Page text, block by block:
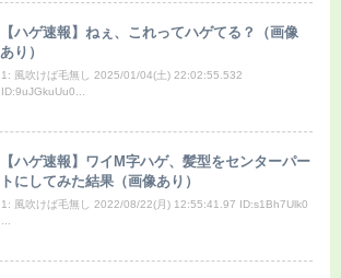
【ハゲ速報】ねぇ、これってハゲてる？（画像
あり）
1: 風吹けば毛無し 2025/01/04(土) 22:02:55.532
ID:9uJGkuUu0...
【ハゲ速報】ワイM字ハゲ、髪型をセンターパー
トにしてみた結果（画像あり）
1: 風吹けば毛無し 2022/08/22(月) 12:55:41.97 ID:s1Bh7Ulk0